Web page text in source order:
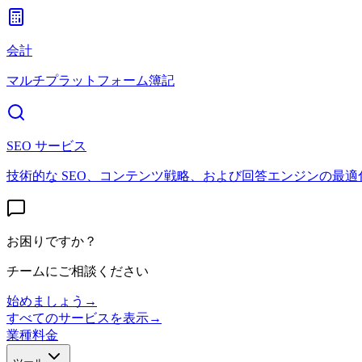
会計
マルチプラットフォーム簿記
SEO サービス
技術的な SEO、コンテンツ戦略、および回答エンジンの最適
お困りですか？
チームにご相談ください
始めましょう →
すべてのサービスを表示→
業種料金